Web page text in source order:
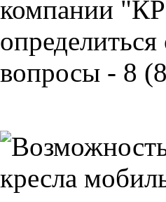
компании
вопросы - 8